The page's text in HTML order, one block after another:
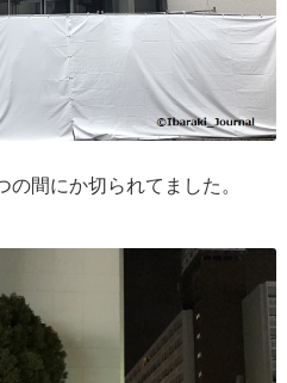
間にか切られてました。